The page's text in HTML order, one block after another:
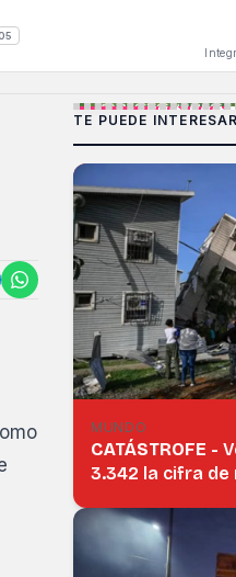
TE PUEDE INTERESAR
MUNDO
CATÁSTROFE -
3.342 la cifra de